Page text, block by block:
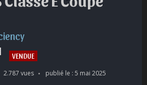
VENDUE
2.787 vues publié le : 5 mai 2025